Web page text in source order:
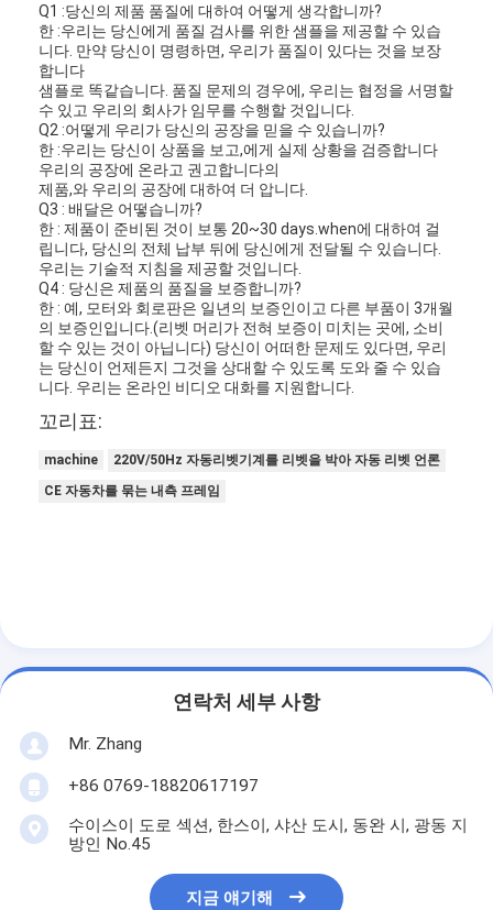
집
제품
비디오
우리 에 관한 것
공장 투어
저희와 연락
포켓 필터 성형기
자동리벳기계
세미 자동리벳기계
Q1 :당신의 제품 품질에 대하여 어떻게 생각합니까?
한 :우리는 당신에게 품질 검사를 위한 샘플을 제공할 수 있습
니다. 만약 당신이 명령하면, 우리가 품질이 있다는 것을 보장
합니다
샘플로 똑같습니다. 품질 문제의 경우에, 우리는 협정을 서명할
수 있고 우리의 회사가 임무를 수행할 것입니다.
Q2 :어떻게 우리가 당신의 공장을 믿을 수 있습니까?
한 :우리는 당신이 상품을 보고,에게 실제 상황을 검증합니다
우리의 공장에 온라고 권고합니다의
제품,와 우리의 공장에 대하여 더 압니다.
Q3 : 배달은 어떻습니까?
한 : 제품이 준비된 것이 보통 20~30 days.when에 대하여 걸
립니다, 당신의 전체 납부 뒤에 당신에게 전달될 수 있습니다.
우리는 기술적 지침을 제공할 것입니다.
Q4 : 당신은 제품의 품질을 보증합니까?
한 : 예, 모터와 회로판은 일년의 보증인이고 다른 부품이 3개월
의 보증인입니다.(리벳 머리가 전혀 보증이 미치는 곳에, 소비
할 수 있는 것이 아닙니다) 당신이 어떠한 문제도 있다면, 우리
는 당신이 언제든지 그것을 상대할 수 있도록 도와 줄 수 있습
니다. 우리는 온라인 비디오 대화를 지원합니다.
꼬리표:
machine
220V/50Hz 자동리벳기계를 리벳을 박아 자동 리벳 언론
CE 자동차를 묶는 내측 프레임
연락처 세부 사항
Mr. Zhang
+86 0769-18820617197
수이스이 도로 섹션, 한스이, 샤산 도시, 동완 시, 광동 지
방인 No.45
지금 얘기해